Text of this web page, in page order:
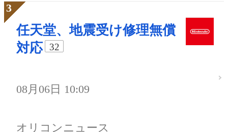
任天堂、地震受け修理無償
対応
32
08月06日 10:09
オリコンニュース